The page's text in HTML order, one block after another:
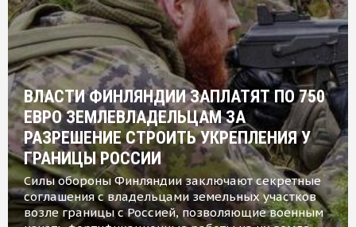
ВЛАСТИ ФИНЛЯНДИИ ЗАПЛАТЯТ ПО 750
ЕВРО ЗЕМЛЕВЛАДЕЛЬЦАМ ЗА
РАЗРЕШЕНИЕ СТРОИТЬ УКРЕПЛЕНИЯ У
ГРАНИЦЫ РОССИИ
Силы обороны Финляндии заключают секретные
соглашения с владельцами земельных участков
возле границы с Россией, позволяющие военным